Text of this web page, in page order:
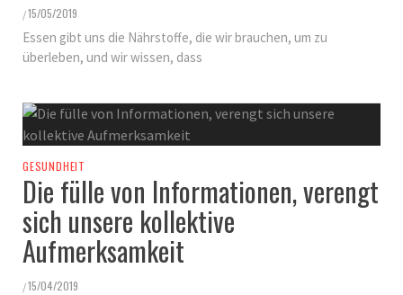
/15/05/2019
Essen gibt uns die Nährstoffe, die wir brauchen, um zu
überleben, und wir wissen, dass
GESUNDHEIT
Die fülle von Informationen, verengt
sich unsere kollektive
Aufmerksamkeit
/15/04/2019